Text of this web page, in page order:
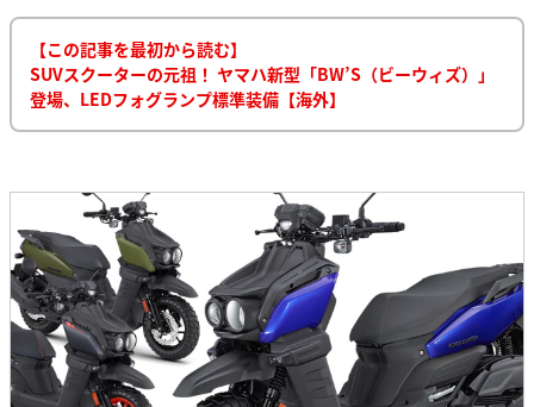
【この記事を最初から読む】
SUVスクーターの元祖！ ヤマハ新型「BW’S（ビーウィズ）」
登場、LEDフォグランプ標準装備【海外】